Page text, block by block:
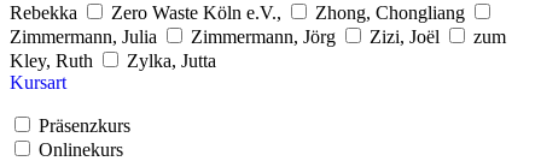
Rebekka
Zero Waste Köln e.V.,
Zhong, Chongliang
Zimmermann, Julia
Zimmermann, Jörg Zizi, Joël
zum
Kley, Ruth
Zylka, Jutta
Kursart
Präsenzkurs
Onlinekurs